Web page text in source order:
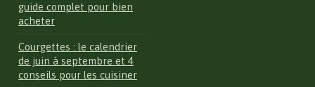
guide complet pour bien
acheter
Courgettes : le calendrier
de juin à septembre et 4
conseils pour les cuisiner